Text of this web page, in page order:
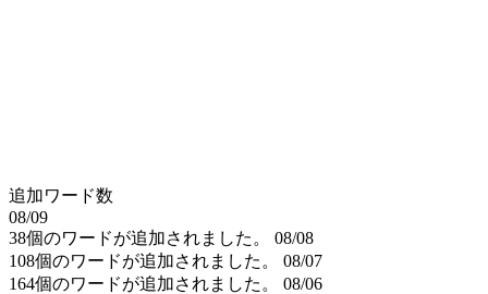
追加ワード数
08/09
38個のワードが追加されました。
08/08
108個のワードが追加されました。
08/07
164個のワードが追加されました。
08/06